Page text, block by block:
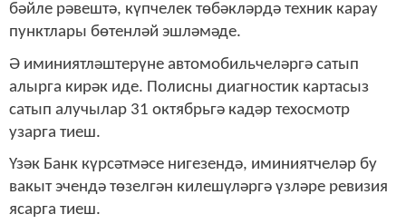
бәйле рәвештә, күпчелек төбәкләрдә техник карау
пунктлары бөтенләй эшләмәде.
Ә иминиятләштерүне автомобильчеләргә сатып
алырга кирәк иде. Полисны диагностик картасыз
сатып алучылар 31 октябрьгә кадәр техосмотр
узарга тиеш.
Үзәк Банк күрсәтмәсе нигезендә, иминиятчеләр бу
вакыт эчендә төзелгән килешүләргә үзләре ревизия
ясарга тиеш.